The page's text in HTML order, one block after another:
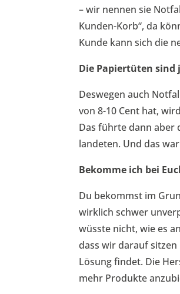
– wir nennen sie
Kunden-Korb“, da
Kunde kann sich die
Die Papiertüten sind
Deswegen auch
von 8-10 Cent hat,
Das führte dann aber
landeten. Und das
Bekomme ich bei
Du bekommst im
wirklich schwer
wüsste nicht, wie es
dass wir darauf sitzen
Lösung findet. Die
mehr Produkte